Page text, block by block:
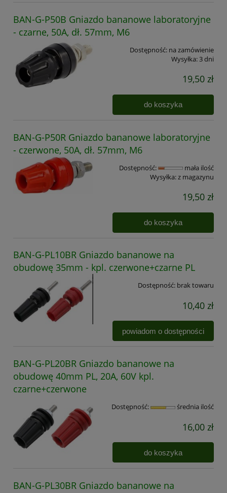
BAN-G-P50B Gniazdo bananowe laboratoryjne
- czarne, 50A, dł. 57mm, M6
Dostępność: na zamówienie
Wysyłka:3 dni
19,50 zł
do koszyka
BAN-G-P50R Gniazdo bananowe laboratoryjne
- czerwone, 50A, dł. 57mm, M6
Dostępność:
mała ilość
Wysyłka:z magazynu
19,50 zł
do koszyka
BAN-G-PL10BR Gniazdo bananowe na
obudowę 35mm - kpl. czerwone+czarne PL
Dostępność: brak towaru
10,40 zł
powiadom o dostępności
BAN-G-PL20BR Gniazdo bananowe na
obudowę 40mm PL, 20A, 60V kpl.
czarne+czerwone
Dostępność: średnia ilość
16,00 zł
do koszyka
BAN-G-PL30BR Gniazdo bananowe na